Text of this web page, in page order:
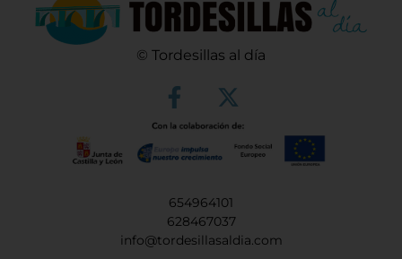
© Tordesillas al día
654964101
628467037
info@tordesillasaldia.com